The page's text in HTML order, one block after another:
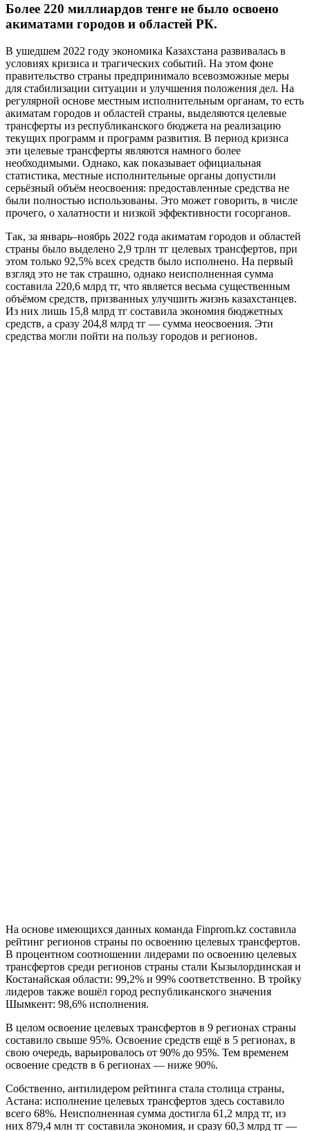
Более 220 миллиардов тенге не было освоено
акиматами городов и областей РК.
В ушедшем 2022 году экономика Казахстана развивалась в
условиях кризиса и трагических событий. На этом фоне
правительство страны предпринимало всевозможные меры
для стабилизации ситуации и улучшения положения дел. На
регулярной основе местным исполнительным органам, то есть
акиматам городов и областей страны, выделяются целевые
трансферты из республиканского бюджета на реализацию
текущих программ и программ развития. В период кризиса
эти целевые трансферты являются намного более
необходимыми. Однако, как показывает официальная
статистика, местные исполнительные органы допустили
серьёзный объём неосвоения: предоставленные средства не
были полностью использованы. Это может говорить, в числе
прочего, о халатности и низкой эффективности госорганов.
Так, за январь–ноябрь 2022 года акиматам городов и областей
страны было выделено 2,9 трлн тг целевых трансфертов, при
этом только 92,5% всех средств было исполнено. На первый
взгляд это не так страшно, однако неисполненная сумма
составила 220,6 млрд тг, что является весьма существенным
объёмом средств, призванных улучшить жизнь казахстанцев.
Из них лишь 15,8 млрд тг составила экономия бюджетных
средств, а сразу 204,8 млрд тг — сумма неосвоения. Эти
средства могли пойти на пользу городов и регионов.
На основе имеющихся данных команда Finprom.kz составила
рейтинг регионов страны по освоению целевых трансфертов.
В процентном соотношении лидерами по освоению целевых
трансфертов среди регионов страны стали Кызылординская и
Костанайская области: 99,2% и 99% соответственно. В тройку
лидеров также вошёл город республиканского значения
Шымкент: 98,6% исполнения.
В целом освоение целевых трансфертов в 9 регионах страны
составило свыше 95%. Освоение средств ещё в 5 регионах, в
свою очередь, варьировалось от 90% до 95%. Тем временем
освоение средств в 6 регионах — ниже 90%.
Собственно, антилидером рейтинга стала столица страны,
Астана: исполнение целевых трансфертов здесь составило
всего 68%. Неисполненная сумма достигла 61,2 млрд тг, из
них 879,4 млн тг составила экономия, и сразу 60,3 млрд тг —